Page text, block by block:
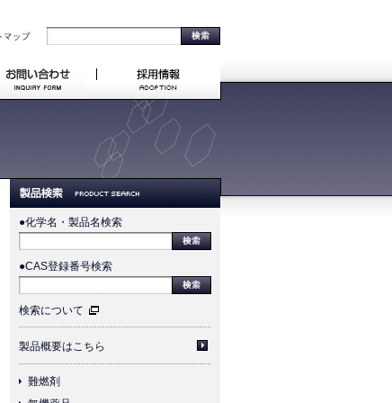
●化学名・製品名検索
●CAS登録番号検索
検索について
製品概要はこちら
難燃剤